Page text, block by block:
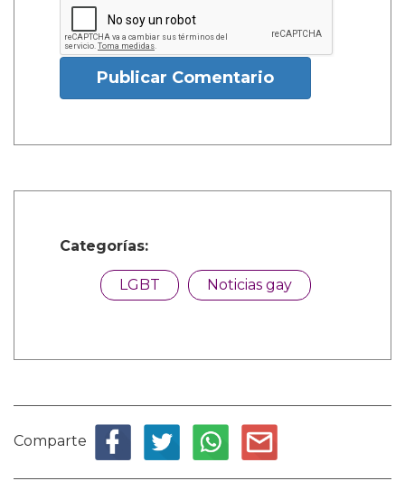
Publicar Comentario
Categorías:
LGBT Noticias gay
Comparte